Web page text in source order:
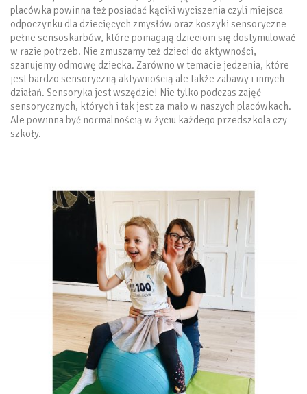
placówka powinna też posiadać kąciki wyciszenia czyli miejsca
odpoczynku dla dziecięcych zmysłów oraz koszyki sensoryczne
pełne sensoskarbów, które pomagają dzieciom się dostymulować
w razie potrzeb. Nie zmuszamy też dzieci do aktywności,
szanujemy odmowę dziecka. Zarówno w temacie jedzenia, które
jest bardzo sensoryczną aktywnością ale także zabawy i innych
działań. Sensoryka jest wszędzie! Nie tylko podczas zajęć
sensorycznych, których i tak jest za mało w naszych placówkach.
Ale powinna być normalnością w życiu każdego przedszkola czy
szkoły.